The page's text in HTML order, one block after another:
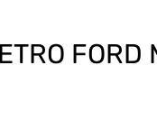
FORD